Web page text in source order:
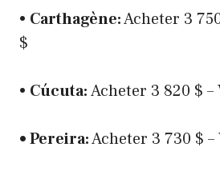
• Carthagène:Acheter 3
$
• Cúcuta:Acheter 3 820 $ –
• Pereira:Acheter 3 730 $ –